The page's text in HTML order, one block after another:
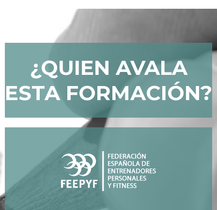
¿QUIEN AVALA
ESTA FORMACIÓN?